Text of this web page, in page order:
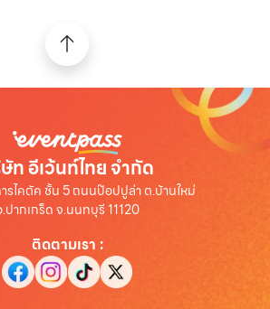
ท อีเว้นท์ไทย จำกัด
รไคตัค ชั้น 5 ถนนป๊อปปูล่า ต.บ้านใหม่
ปากเกร็ด จ.นนทบุรี 11120
ติดตามเรา :